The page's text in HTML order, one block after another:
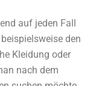
auf jeden Fall
den
Kleidung oder
nach dem